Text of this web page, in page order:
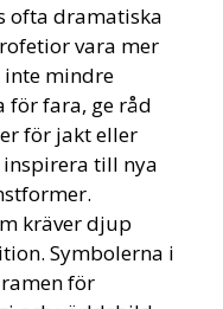
ofta dramatiska
vara mer
inte mindre
för fara, ge råd
för jakt eller
till nya
kräver djup
Symbolerna i
för